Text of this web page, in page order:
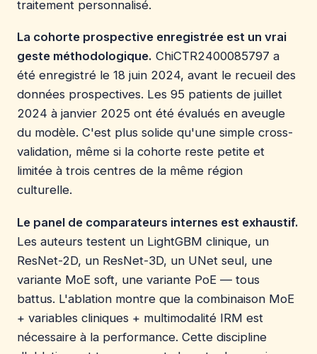
traitement personnalisé.
La cohorte prospective enregistrée est un vrai
geste méthodologique. ChiCTR2400085797 a
été enregistré le 18 juin 2024, avant le recueil des
données prospectives. Les 95 patients de juillet
2024 à janvier 2025 ont été évalués en aveugle
du modèle. C'est plus solide qu'une simple cross-
validation, même si la cohorte reste petite et
limitée à trois centres de la même région
culturelle.
Le panel de comparateurs internes est exhaustif.
Les auteurs testent un LightGBM clinique, un
ResNet-2D, un ResNet-3D, un UNet seul, une
variante MoE soft, une variante PoE — tous
battus. L'ablation montre que la combinaison MoE
+ variables cliniques + multimodalité IRM est
nécessaire à la performance. Cette discipline